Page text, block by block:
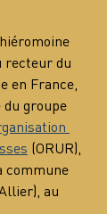
recteur du
en France,
groupe
(ORUR),
commune
au